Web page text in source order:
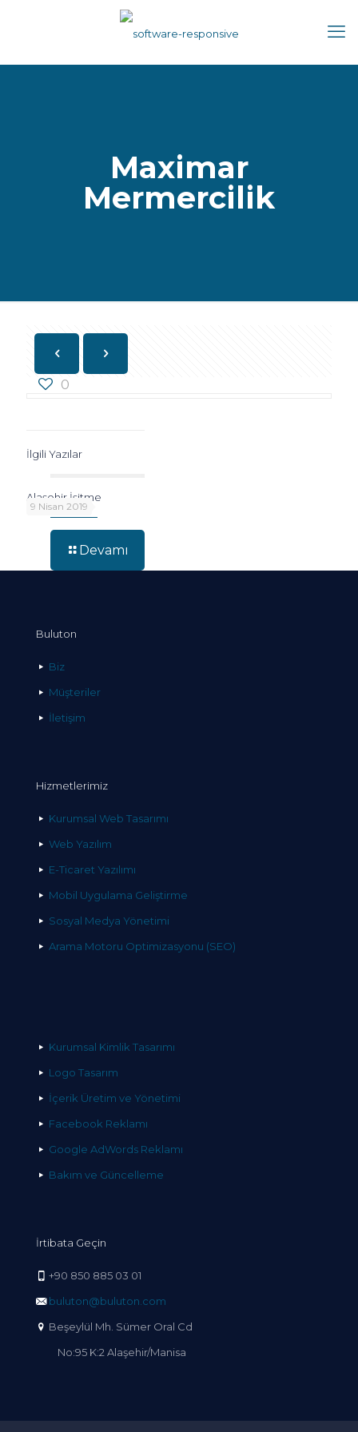
Maximar
Mermercilik
0
İlgili Yazılar
9 Nisan 2019
Alaşehir İşitme
Devamı
Buluton
Biz
Müşteriler
İletişim
Hizmetlerimiz
Kurumsal Web Tasarımı
Web Yazılım
E-Ticaret Yazılımı
Mobil Uygulama Geliştirme
Sosyal Medya Yönetimi
Arama Motoru Optimizasyonu (SEO)
Kurumsal Kimlik Tasarımı
Logo Tasarım
İçerik Üretim ve Yönetimi
Facebook Reklamı
Google AdWords Reklamı
Bakım ve Güncelleme
İrtibata Geçin
+90 850 885 03 01
buluton@buluton.com
Beşeylül Mh. Sümer Oral Cd
No:95 K:2 Alaşehir/Manisa